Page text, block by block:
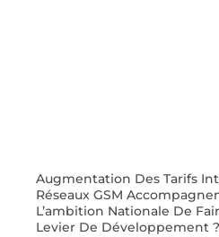
Augmentation Des Tarifs
Réseaux GSM
L’ambition Nationale De
Levier De Développement ?